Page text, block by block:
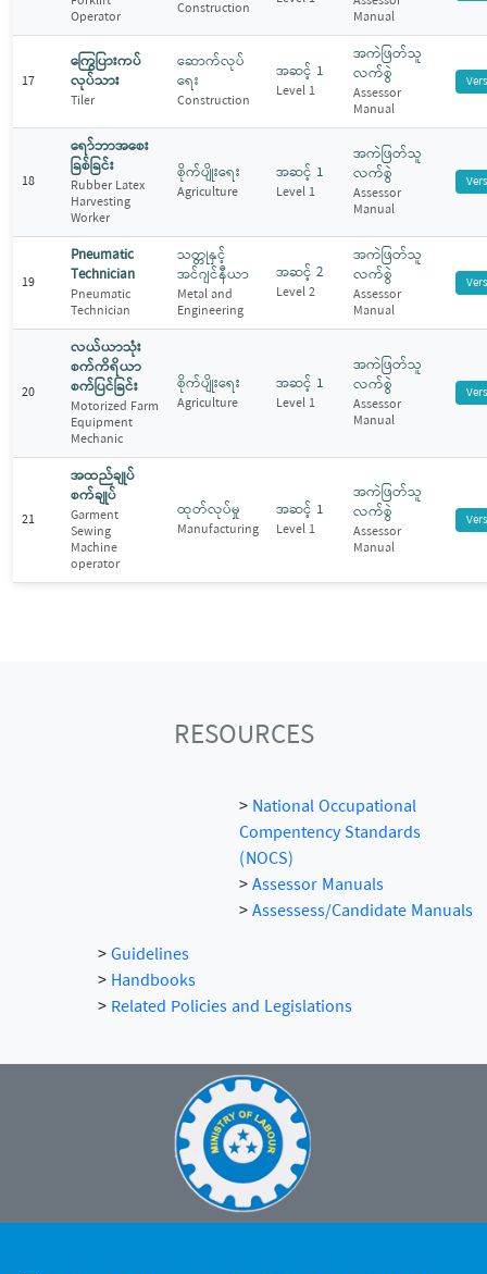
Operator Construction Manual
17
ကြွေပြားကပ်
လုပ်သား
Tiler
ဆောက်လုပ်
ရေး
Construction
အဆင့် 1
Level 1
အကဲဖြတ်သူ
လက်စွဲ
Assessor
Manual
18
ရော်ဘာအစေး
ခြစ်ခြင်း
Rubber Latex
Harvesting
Worker
စိုက်ပျိုးရေး
Agriculture
အဆင့် 1
Level 1
အကဲဖြတ်သူ
လက်စွဲ
Assessor
Manual
19
Pneumatic
Technician
Pneumatic
Technician
သတ္တုနှင့်
အင်ဂျင်နီယာ
Metal and
Engineering
အဆင့် 2
Level 2
အကဲဖြတ်သူ
လက်စွဲ
Assessor
Manual
20
လယ်ယာသုံး
စက်ကိရိယာ
စက်ပြင်ခြင်း
Motorized Farm
Equipment
Mechanic
စိုက်ပျိုးရေး
Agriculture
အဆင့် 1
Level 1
အကဲဖြတ်သူ
လက်စွဲ
Assessor
Manual
21
အထည်ချုပ်
စက်ချုပ်
Garment
Sewing
Machine
operator
ထုတ်လုပ်မှု
Manufacturing
အဆင့် 1
Level 1
အကဲဖြတ်သူ
လက်စွဲ
Assessor
Manual
RESOURCES
>National Occupational
Compentency Standards
(NOCS)
>Assessor Manuals
>Assessess/Candidate Manuals
>Guidelines
>Handbooks
>Related Policies and Legislations